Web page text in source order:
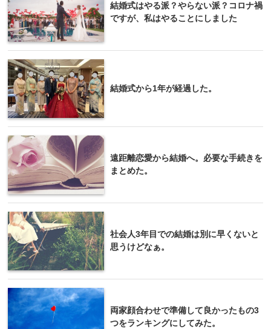
結婚式はやる派？やらない派？コロナ禍
ですが、私はやることにしました
結婚式から1年が経過した。
遠距離恋愛から結婚へ。必要な手続きを
まとめた。
社会人3年目での結婚は別に早くないと
思うけどなぁ。
両家顔合わせで準備して良かったもの3
つをランキングにしてみた。